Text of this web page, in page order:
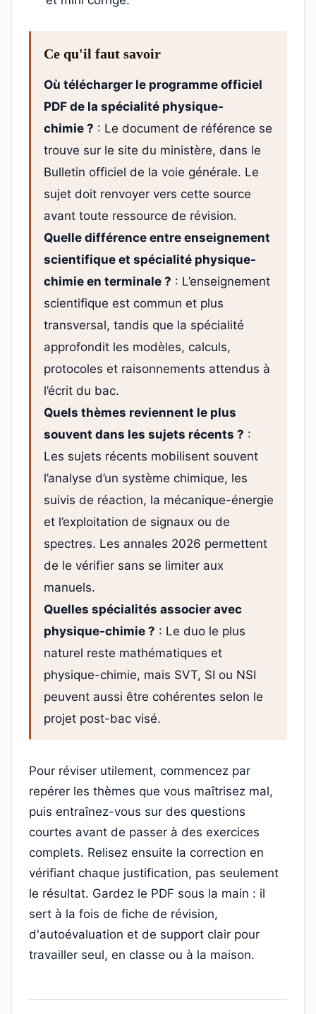
Ce qu'il faut savoir
Où télécharger le programme officiel
PDF de la spécialité physique-
chimie ? : Le document de référence se
trouve sur le site du ministère, dans le
Bulletin officiel de la voie générale. Le
sujet doit renvoyer vers cette source
avant toute ressource de révision.
Quelle différence entre enseignement
scientifique et spécialité physique-
chimie en terminale ? : L’enseignement
scientifique est commun et plus
transversal, tandis que la spécialité
approfondit les modèles, calculs,
protocoles et raisonnements attendus à
l’écrit du bac.
Quels thèmes reviennent le plus
souvent dans les sujets récents ? :
Les sujets récents mobilisent souvent
l’analyse d’un système chimique, les
suivis de réaction, la mécanique-énergie
et l’exploitation de signaux ou de
spectres. Les annales 2026 permettent
de le vérifier sans se limiter aux
manuels.
Quelles spécialités associer avec
physique-chimie ? : Le duo le plus
naturel reste mathématiques et
physique-chimie, mais SVT, SI ou NSI
peuvent aussi être cohérentes selon le
projet post-bac visé.
Pour réviser utilement, commencez par
repérer les thèmes que vous maîtrisez mal,
puis entraînez-vous sur des questions
courtes avant de passer à des exercices
complets. Relisez ensuite la correction en
vérifiant chaque justification, pas seulement
le résultat. Gardez le PDF sous la main : il
sert à la fois de fiche de révision,
d'autoévaluation et de support clair pour
travailler seul, en classe ou à la maison.